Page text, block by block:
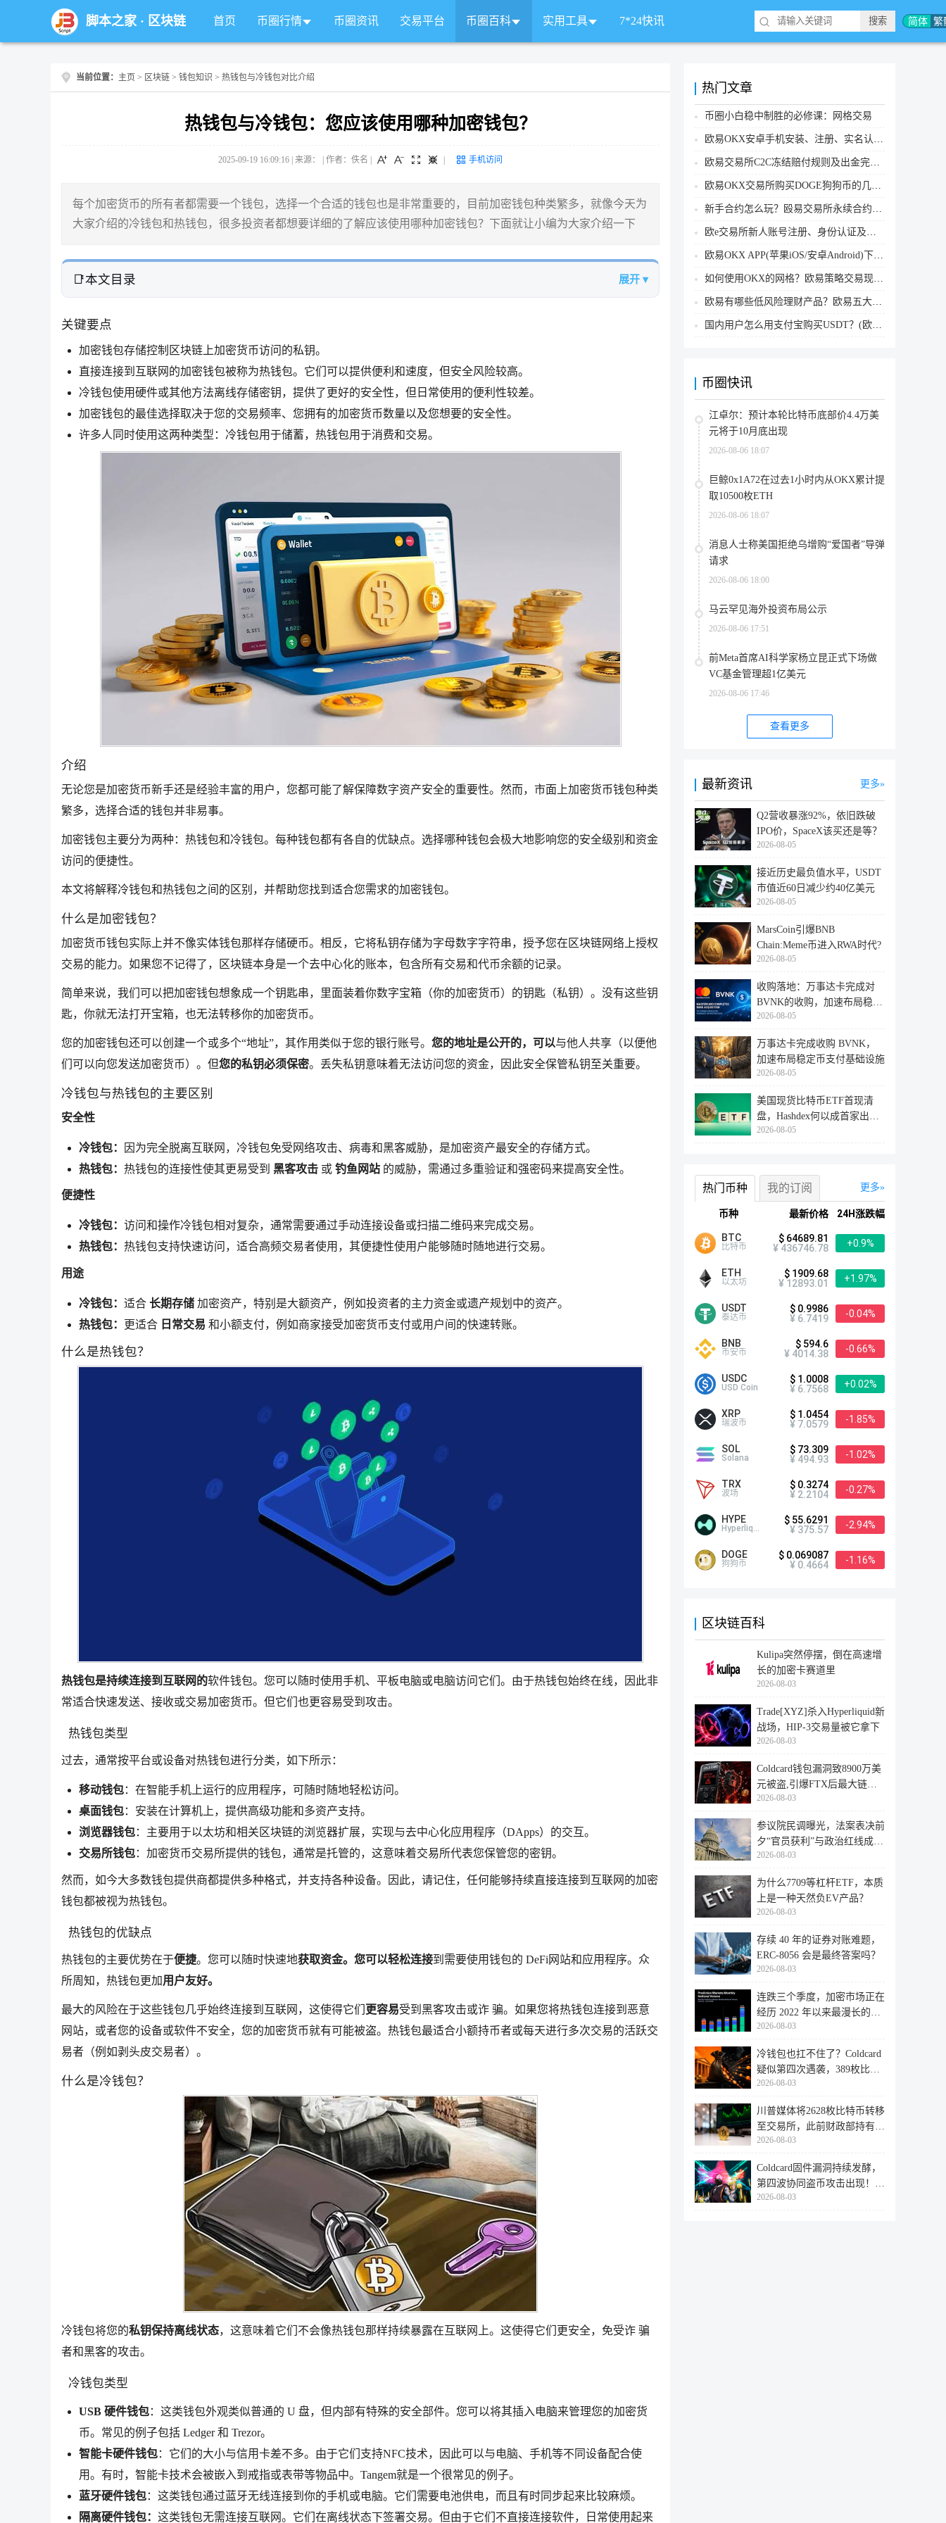
简体 繁
脚本之家· 区块链 首页 币圈行情 币圈资讯 交易平台 币圈百科 实用工具 7*24快讯
当前位置： 主页 > 区块链 > 钱包知识 > 热钱包与冷钱包对比介绍
热钱包与冷钱包：您应该使用哪种加密钱包？
2025-09-19 16:09:16 | 来源： | 作者：佚名 手机访问
每个加密货币的所有者都需要一个钱包，选择一个合适的钱包也是非常重要的，目前加密钱包种类繁多，就像今天为
大家介绍的冷钱包和热钱包，很多投资者都想要详细的了解应该使用哪种加密钱包？下面就让小编为大家介绍一下
本文目录 展开 ▾
关键要点
加密钱包存储控制区块链上加密货币访问的私钥。
直接连接到互联网的加密钱包被称为热钱包。它们可以提供便利和速度，但安全风险较高。
冷钱包使用硬件或其他方法离线存储密钥，提供了更好的安全性，但日常使用的便利性较差。
加密钱包的最佳选择取决于您的交易频率、您拥有的加密货币数量以及您想要的安全性。
许多人同时使用这两种类型：冷钱包用于储蓄，热钱包用于消费和交易。
介绍
无论您是加密货币新手还是经验丰富的用户，您都可能了解保障数字资产安全的重要性。然而，市面上加密货币钱包种类
繁多，选择合适的钱包并非易事。
加密钱包主要分为两种：热钱包和冷钱包。每种钱包都有各自的优缺点。选择哪种钱包会极大地影响您的安全级别和资金
访问的便捷性。
本文将解释冷钱包和热钱包之间的区别，并帮助您找到适合您需求的加密钱包。
什么是加密钱包？
加密货币钱包实际上并不像实体钱包那样存储硬币。相反，它将私钥存储为字母数字字符串，授予您在区块链网络上授权
交易的能力。如果您不记得了，区块链本身是一个去中心化的账本，包含所有交易和代币余额的记录。
简单来说，我们可以把加密钱包想象成一个钥匙串，里面装着你数字宝箱（你的加密货币）的钥匙（私钥）。没有这些钥
匙，你就无法打开宝箱，也无法转移你的加密货币。
您的加密钱包还可以创建一个或多个“地址”，其作用类似于您的银行账号。 您的地址是公开的，可以与他人共享（以便他
们可以向您发送加密货币）。但您的私钥必须保密。丢失私钥意味着无法访问您的资金，因此安全保管私钥​​至关重要。
冷钱包与热钱包的主要区别
安全性
冷钱包：
因为完全脱离互联网，冷钱包免受网络攻击、病毒和黑客威胁，是加密资产最安全的存储方式。
热钱包： 热钱包的连接性使其更易受到 黑客攻击 或 钓鱼网站 的威胁，需通过多重验证和强密码来提高安全性。
便捷性
冷钱包： 访问和操作冷钱包相对复杂，通常需要通过手动连接设备或扫描二维码来完成交易。
热钱包： 热钱包支持快速访问，适合高频交易者使用，其便捷性使用户能够随时随地进行交易。
用途
冷钱包： 适合 长期存储 加密资产，特别是大额资产，例如投资者的主力资金或遗产规划中的资产。
热钱包：
更适合 日常交易 和小额支付，例如商家接受加密货币支付或用户间的快速转账。
什么是热钱包？
热钱包是持续连接到互联网的软件钱包。您可以随时使用手机、平板电脑或电脑访问它们。由于热钱包始终在线，因此非
常适合快速发送、接收或交易加密货币。但它们也更容易受到攻击。
热钱包类型
过去，通常按平台或设备对热钱包进行分类，如下所示：
移动钱包：在智能手机上运行的应用程序，可随时随地轻松访问。
桌面钱包：安装在计算机上，提供高级功能和多资产支持。
浏览器钱包：主要用于以太坊和相关区块链的浏览器扩展，实现与去中心化应用程序（DApps）的交互。
交易所钱包：加密货币交易所提供的钱包，通常是托管的，这意味着交易所代表您保管您的密钥。
然而，如今大多数钱包提供商都提供多种格式，并支持各种设备。因此，请记住，任何能够持续直接连接到互联网的加密
钱包都被视为热钱包。
热钱包的优缺点
热钱包的主要优势在于便捷。您可以随时快速地获取资金。您可以轻松连接到需要使用钱包的 DeFi网站和应用程序。众
所周知，热钱包更加用户友好。
最大的风险在于这些钱包几乎始终连接到互联网，这使得它们 更容易受到黑客攻击或诈 骗。如果您将热钱包连接到恶意
网站，或者您的设备或软件不安全，您的加密货币就有可能被盗。热钱包最适合小额持币者或每天进行多次交易的活跃交
易者（例如剥头皮交易者）。
什么是冷钱包？
冷钱包将您的私钥保持离线状态，这意味着它们不会像热钱包那样持续暴露在互联网上。这使得它们更安全，免受诈 骗
者和黑客的攻击。
冷钱包类型
USB 硬件钱包：这类钱包外观类似普通的 U 盘，但内部有特殊的安全部件。您可以将其插入电脑来管理您的加密货
币。常见的例子包括 Ledger 和 Trezor。
智能卡硬件钱包：它们的大小与信用卡差不多。由于它们支持NFC技术，因此可以与电脑、手机等不同设备配合使
用。有时，智能卡技术会被嵌入到戒指或表带等物品中。Tangem就是一个很常见的例子。
蓝牙硬件钱包：这类钱包通过蓝牙无线连接到你的手机或电脑。它们需要电池供电，而且有时同步起来比较麻烦。
隔离硬件钱包： 这类钱包无需连接互联网。它们在离线状态下签署交易。但由于它们不直接连接软件，日常使用起来
热门文章
币圈小白稳中制胜的必修课：网格交易
欧易OKX安卓手机安装、注册、实名认证、买币转账新手实操教程
欧易交易所C2C冻结赔付规则及出金完整流程
欧易OKX交易所购买DOGE狗狗币的几个方式汇总
新手合约怎么玩？殴易交易所永续合约操作步骤教程(APP/Web端)
欧e交易所新人账号注册、身份认证及安全设置教程
欧易OKX APP(苹果iOS/安卓Android)下载图文教程
如何使用OKX的网格？欧易策略交易现货网格新手操作流程
欧易有哪些低风险理财产品？欧易五大低风险理财产品详细介绍
国内用户怎么用支付宝购买USDT？(欧易交易所为例)
币圈快讯
江卓尔：预计本轮比特币底部价4.4万美
元将于10月底出现
2026-08-06 18:07
巨鲸0x1A72在过去1小时内从OKX累计提
取10500枚ETH
2026-08-06 18:07
消息人士称美国拒绝乌增购“爱国者”导弹
请求
2026-08-06 18:00
马云罕见海外投资布局公示
2026-08-06 17:51
前Meta首席AI科学家杨立昆正式下场做
VC基金管理超1亿美元
2026-08-06 17:46
查看更多
最新资讯 更多
Q2营收暴涨92%，依旧跌破
IPO价，SpaceX该买还是等？
2026-08-05
接近历史最负值水平，USDT
市值近60日减少约40亿美元
2026-08-05
MarsCoin引爆BNB
Chain:Meme币进入RWA时代?
2026-08-05
收购落地：万事达卡完成对
BVNK的收购，加速布局稳定
币支付赛
2026-08-05
万事达卡完成收购 BVNK，
加速布局稳定币支付基础设施
2026-08-05
美国现货比特币ETF首现清
盘，Hashdex何以成首家出局
者？
2026-08-05
更多
热门币种 我的订阅
币种 最新价格 24H涨跌幅
BTC
比特币
$ 64689.81
¥ 436746.78
+0.9%
ETH
以太坊
$ 1909.68
¥ 12893.01
+1.97%
USDT
泰达币
$ 0.9986
¥ 6.7419
-0.04%
BNB
币安币
$ 594.6
¥ 4014.38
-0.66%
USDC
USD Coin
$ 1.0008
¥ 6.7568
+0.02%
XRP
瑞波币
$ 1.0454
¥ 7.0579
-1.85%
SOL
Solana
$ 73.309
¥ 494.93
-1.02%
TRX
波场
$ 0.3274
¥ 2.2104
-0.27%
HYPE
Hyperliquid
$ 55.6291
¥ 375.57
-2.94%
DOGE
狗狗币
$ 0.069087
¥ 0.4664
-1.16%
区块链百科
Kulipa突然停摆，倒在高速增
长的加密卡赛道里
2026-08-03
Trade[XYZ]杀入Hyperliquid新
战场，HIP-3交易量被它拿下
2026-08-03
Coldcard钱包漏洞致8900万美
元被盗,引爆FTX后最大链上
迁移潮
2026-08-03
参议院民调曝光，法案表决前
夕“官员获利”与政治红线成最
大
2026-08-03
为什么7709等杠杆ETF，本质
上是一种天然负EV产品？
2026-08-03
存续 40 年的证券对账难题，
ERC-8056 会是最终答案吗？
2026-08-03
连跌三个季度，加密市场正在
经历 2022 年以来最漫长的退
潮
2026-08-03
冷钱包也扛不住了？Coldcard
疑似第四次遇袭，389枚比特
币失
2026-08-03
川普媒体将2628枚比特币转移
至交易所，此前财政部持有的
比特
2026-08-03
Coldcard固件漏洞持续发酵，
第四波协同盗币攻击出现！
462个
2026-08-03